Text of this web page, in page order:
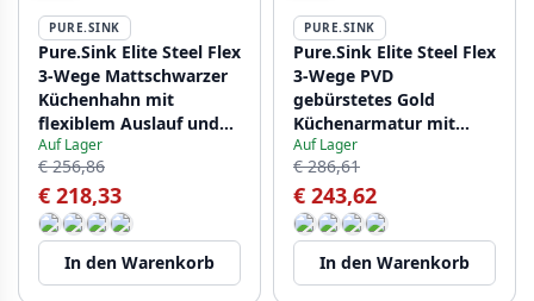
PURE.SINK
Pure.Sink Elite Steel Flex
3-Wege Mattschwarzer
Küchenhahn mit
flexiblem Auslauf und
gefiltertem Wasser
PS8110-10
Auf Lager
€ 256,86
€ 218,33
In den Warenkorb
PURE.SINK
Pure.Sink Elite Steel Flex
3-Wege PVD
gebürstetes Gold
Küchenarmatur mit
flexiblem Auslauf und
Gefiltertem Wasser
PS8110-60
Auf Lager
€ 286,61
€ 243,62
In den Warenkorb